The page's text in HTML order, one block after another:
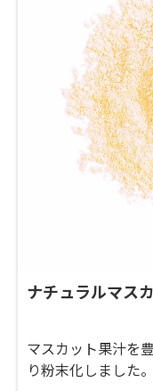
ナチュラルマス
マスカット果汁を
り粉末化しました